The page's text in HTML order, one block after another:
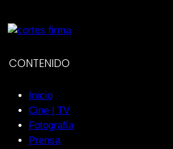
CONTENIDO
Inicio
Cine | TV
Fotografía
Prensa